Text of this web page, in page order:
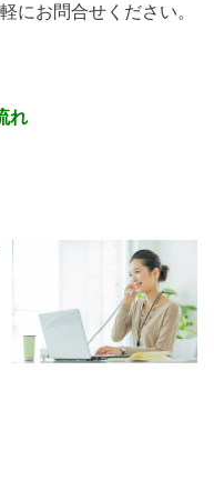
にお問合せください。
れ